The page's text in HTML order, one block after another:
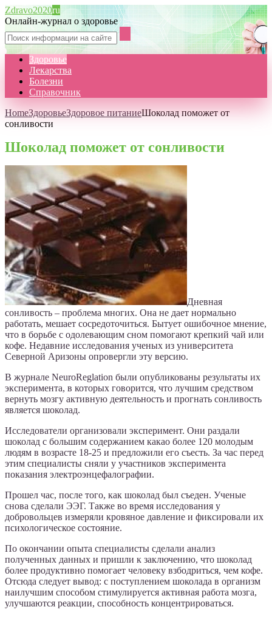
Zdravo2020ru
Онлайн-журнал о здоровье
Здоровье
Лекарства
Болезни
Справочник
HomeЗдоровьеЗдоровое питаниеШоколад поможет от
сонливости
Шоколад поможет от сонливости
Дневная
сонливость – проблема многих. Она не дает нормально
работать, мешает сосредоточиться. Бытует ошибочное мнение,
что в борьбе с одолевающим сном помогают крепкий чай или
кофе. Недавние исследования ученых из университета
Северной Аризоны опровергли эту версию.
В журнале NeuroReglation были опубликованы результаты их
эксперимента, в которых говорится, что лучшим средством
вернуть мозгу активную деятельность и прогнать сонливость
является шоколад.
Исследователи организовали эксперимент. Они раздали
шоколад с большим содержанием какао более 120 молодым
людям в возрасте 18-25 и предложили его съесть. За час перед
этим специалисты сняли у участников эксперимента
показания электроэнцефалографии.
Прошел час, после того, как шоколад был съеден. Ученые
снова сделали ЭЭГ. Также во время исследования у
добровольцев измеряли кровяное давление и фиксировали их
психологическое состояние.
По окончании опыта специалисты сделали анализ
полученных данных и пришли к заключению, что шоколад
более продуктивно помогает человеку взбодриться, чем кофе.
Отсюда следует вывод: с поступлением шоколада в организм
наилучшим способом стимулируется активная работа мозга,
улучшаются реакции, способность концентрироваться.